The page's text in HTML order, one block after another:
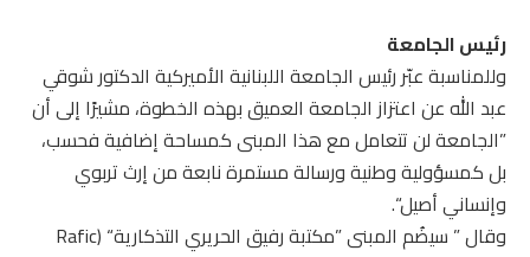
رئيس الجامعة
وللمناسبة عبّر رئيس الجامعة اللبنانية الأميركية الدكتور شوقي
عبد الله عن اعتزاز الجامعة العميق بهذه الخطوة، مشيرًا إلى أن
”الجامعة لن تتعامل مع هذا المبنى كمساحة إضافية فحسب،
بل كمسؤولية وطنية ورسالة مستمرة نابعة من إرث تربوي
وإنساني أصيل“.
وقال ” سيضُم المبنى ”مكتبة رفيق الحريري التذكارية“ (Rafic